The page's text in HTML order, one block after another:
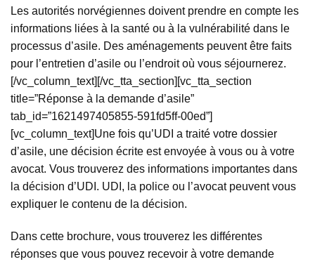
Les autorités norvégiennes doivent prendre en compte les
informations liées à la santé ou à la vulnérabilité dans le
processus d’asile. Des aménagements peuvent être faits
pour l’entretien d’asile ou l’endroit où vous séjournerez.
[/vc_column_text][/vc_tta_section][vc_tta_section
title=”Réponse à la demande d’asile”
tab_id=”1621497405855-591fd5ff-00ed”]
[vc_column_text]Une fois qu’UDI a traité votre dossier
d’asile, une décision écrite est envoyée à vous ou à votre
avocat. Vous trouverez des informations importantes dans
la décision d’UDI. UDI, la police ou l’avocat peuvent vous
expliquer le contenu de la décision.
Dans cette brochure, vous trouverez les différentes
réponses que vous pouvez recevoir à votre demande